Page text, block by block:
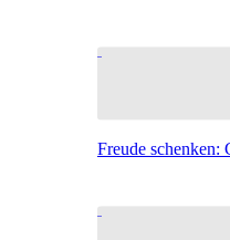
Freude schenken: